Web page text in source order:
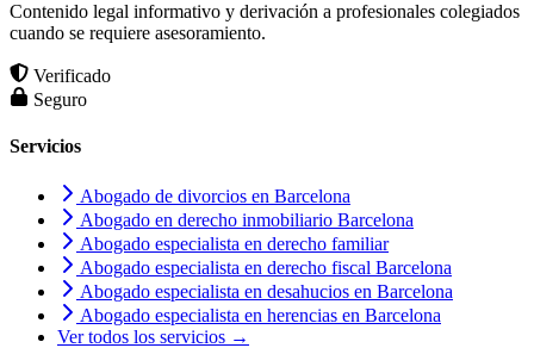
Contenido legal informativo y derivación a profesionales colegiados
cuando se requiere asesoramiento.
Verificado
Seguro
Servicios
Abogado de divorcios en Barcelona
Abogado en derecho inmobiliario Barcelona
Abogado especialista en derecho familiar
Abogado especialista en derecho fiscal Barcelona
Abogado especialista en desahucios en Barcelona
Abogado especialista en herencias en Barcelona
Ver todos los servicios →